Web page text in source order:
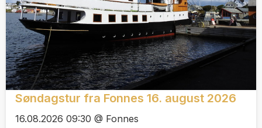
Søndagstur fra Fonnes 16. august 2026
16.08.2026 09:30 @ Fonnes